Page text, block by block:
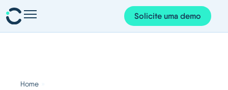
Solicite uma demo
Home